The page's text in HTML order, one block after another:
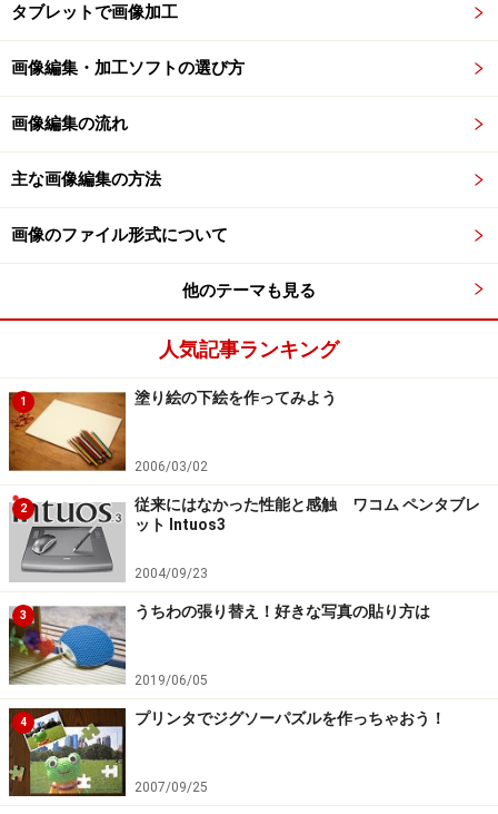
しして、［SAVE FILE］で保存をします。
このような最短３段階のボタンで作品化して保存ができ
ますが、［CHOOSE PAINT］で1度かけた効果の強弱や
効果の編集ができるのも特徴の1つとなっています。
タブレットで画像加工
画像編集・加工ソフトの選び方
画像編集の流れ
主な画像編集の方法
画像のファイル形式について
他のテーマも見る
人気記事ランキング
1 塗り絵の下絵を作ってみよう
2006/03/02
2
従来にはなかった性能と感触 ワコム ペンタブレ
ット Intuos3
2004/09/23
3 うちわの張り替え！好きな写真の貼り方は
2019/06/05
4 プリンタでジグソーパズルを作っちゃおう！
2007/09/25